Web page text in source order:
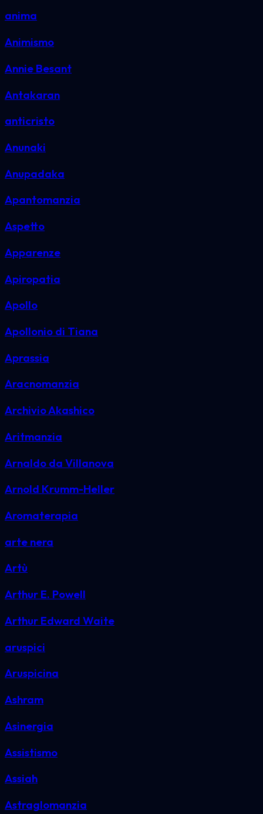
anima
Animismo
Annie Besant
Antakaran
anticristo
Anunaki
Anupadaka
Apantomanzia
Aspetto
Apparenze
Apiropatia
Apollo
Apollonio di Tiana
Aprassia
Aracnomanzia
Archivio Akashico
Aritmanzia
Arnaldo da Villanova
Arnold Krumm-Heller
Aromaterapia
arte nera
Artù
Arthur E. Powell
Arthur Edward Waite
aruspici
Aruspicina
Ashram
Asinergia
Assistismo
Assiah
Astraglomanzia